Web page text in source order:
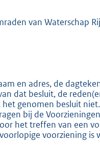
van Waterschap
en adres, de
dat besluit, de
genomen besluit
bij de
het treffen van een
voorziening is